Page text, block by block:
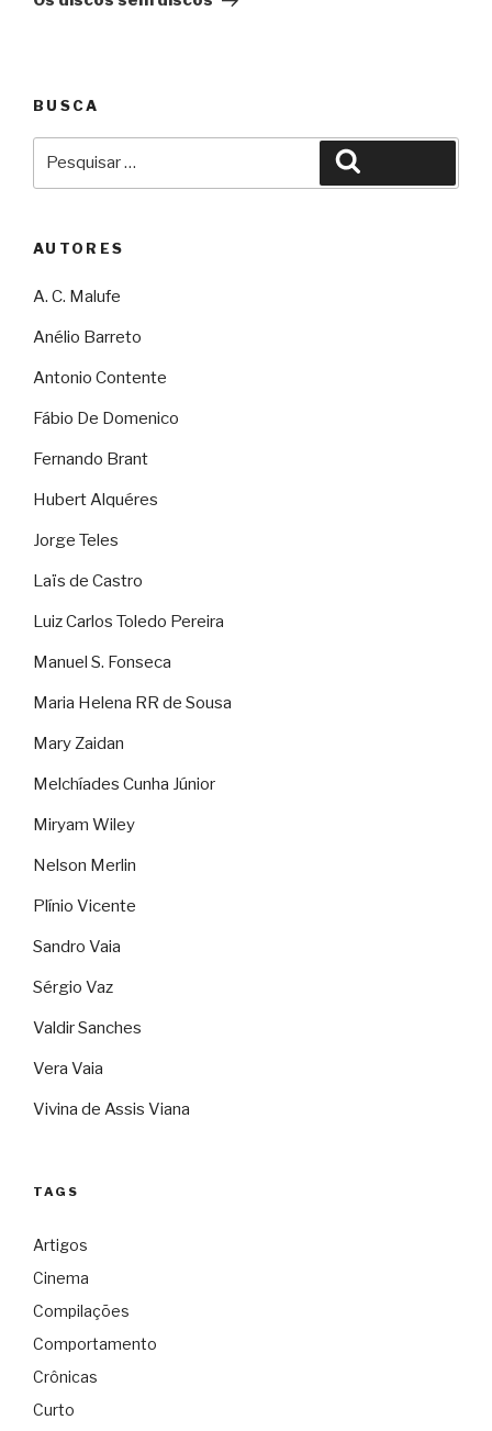
BUSCA
AUTORES
A. C. Malufe
Anélio Barreto
Antonio Contente
Fábio De Domenico
Fernando Brant
Hubert Alquéres
Jorge Teles
Laïs de Castro
Luiz Carlos Toledo Pereira
Manuel S. Fonseca
Maria Helena RR de Sousa
Mary Zaidan
Melchíades Cunha Júnior
Miryam Wiley
Nelson Merlin
Plínio Vicente
Sandro Vaia
Sérgio Vaz
Valdir Sanches
Vera Vaia
Vivina de Assis Viana
TAGS
Artigos
Cinema
Compilações
Comportamento
Crônicas
Curto